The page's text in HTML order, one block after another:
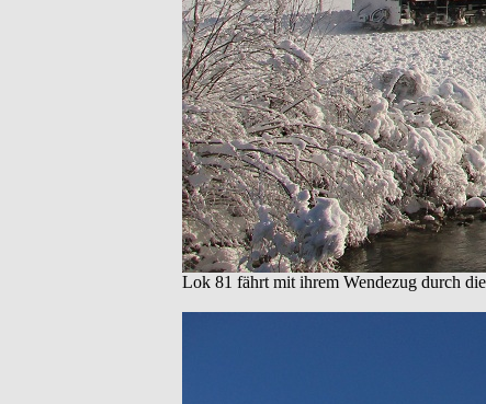
Lok 81 fährt mit ihrem Wendezug durch